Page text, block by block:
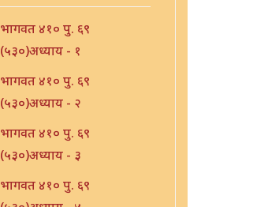
भागवत ४१० पु. ६९
(५३०)अध्याय - १
भागवत ४१० पु. ६९
(५३०)अध्याय - २
भागवत ४१० पु. ६९
(५३०)अध्याय - ३
भागवत ४१० पु. ६९